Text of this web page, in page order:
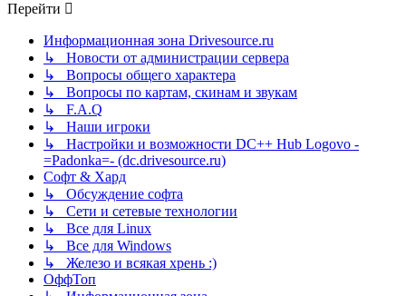
Перейти
Информационная зона Drivesource.ru
↳ Новости от администрации сервера
↳ Вопросы общего характера
↳ Вопросы по картам, скинам и звукам
↳ F.A.Q
↳ Наши игроки
↳ Настройки и возможности DC++ Hub Logovo -
=Padonka=- (dc.drivesource.ru)
Софт & Хард
↳ Обсуждение софта
↳ Сети и сетевые технологии
↳ Все для Linux
↳ Все для Windows
↳ Железо и всякая хрень :)
ОффТоп